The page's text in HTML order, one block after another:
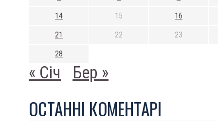
14 15 16
21 22 23
28
« Січ Бер »
ОСТАННI КОМЕНТАРI